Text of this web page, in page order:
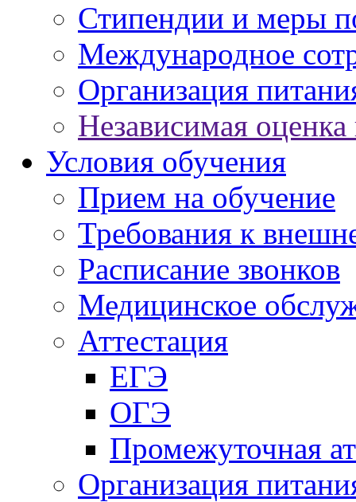
Стипендии и меры
Международное
Организация
Независимая оценка
Условия обучения
Прием на обучение
Требования к
Расписание звонков
Медицинское
Аттестация
ЕГЭ
ОГЭ
Промежуточная
Организация